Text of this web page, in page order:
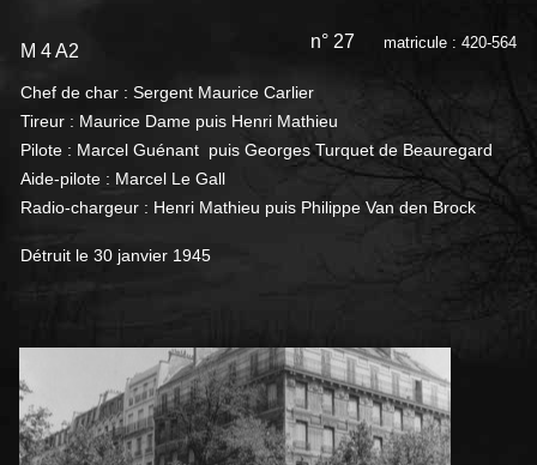
M 4 A2 n° 27 matricule : 420-564
Chef de char : Sergent Maurice Carlier
Tireur : Maurice Dame puis Henri Mathieu
Pilote : Marcel Guénant puis Georges Turquet de Beauregard
Aide-pilote : Marcel Le Gall
Radio-chargeur : Henri Mathieu puis Philippe Van den Brock
Détruit le 30 janvier 1945